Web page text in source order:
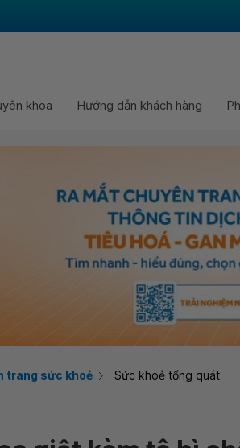
khoa Hướng dẫn khách hàng
trang sức khoẻ Sức khoẻ tổng quát